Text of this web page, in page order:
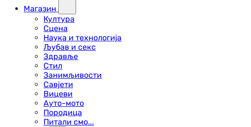
Магазин
Култура
Сцена
Наука и технологија
Љубав и секс
Здравље
Стил
Занимљивости
Савјети
Вицеви
Ауто-мото
Породица
Питали смо...